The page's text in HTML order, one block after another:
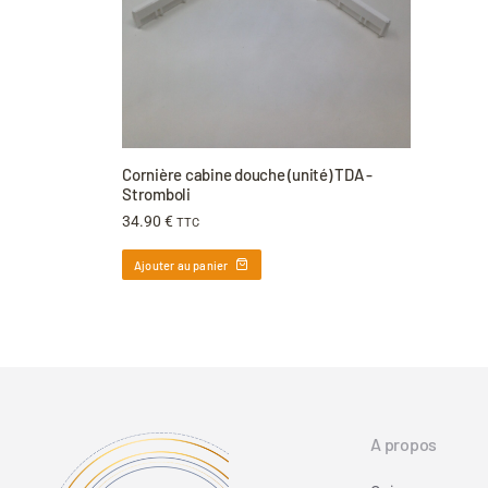
Cornière cabine douche (unité) TDA -
Stromboli
34.90 € TTC
Ajouter au panier
A propos